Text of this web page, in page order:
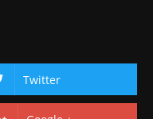
Twitter